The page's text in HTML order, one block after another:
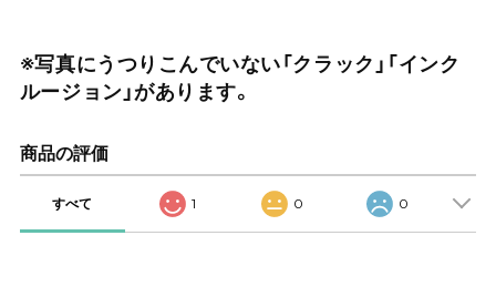
※写真にうつりこんでいない「クラック」「インク
ルージョン」があります。
商品の評価
すべて 1 0 0